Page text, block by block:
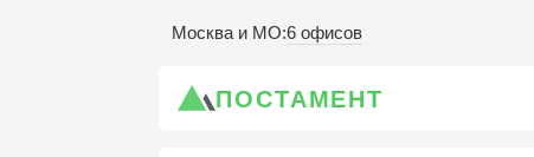
Москва и МО:6 офисов
ПОСТАМЕНТ